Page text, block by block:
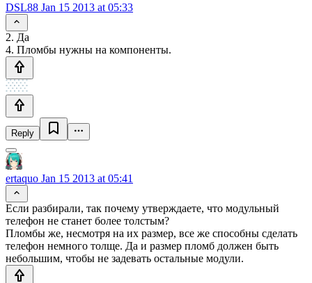
DSL88 Jan 15 2013 at 05:33
2. Да
4. Пломбы нужны на компоненты.
Reply
ertaquo Jan 15 2013 at 05:41
Если разбирали, так почему утверждаете, что модульный
телефон не станет более толстым?
Пломбы же, несмотря на их размер, все же способны сделать
телефон немного толще. Да и размер пломб должен быть
небольшим, чтобы не задевать остальные модули.